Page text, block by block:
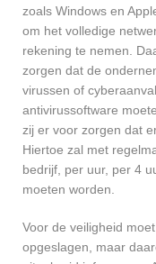
zoals Windows en
om het volledige
rekening te nemen.
zorgen dat de
virussen of
antivirussoftware
zij er voor zorgen dat
Hiertoe zal met
bedrijf, per uur, per 4
moeten worden.
Voor de veiligheid
opgeslagen, maar